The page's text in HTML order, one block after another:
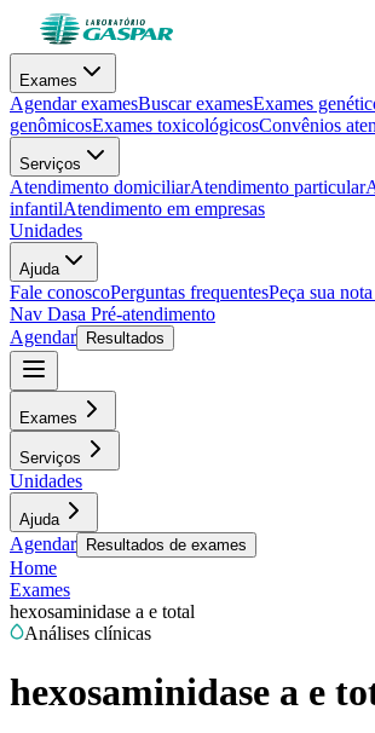
Exames
Agendar examesBuscar examesExames
genômicosExames toxicológicosConvênios
Serviços
Atendimento domiciliarAtendimento particular
infantilAtendimento em empresas
Unidades
Ajuda
Fale conoscoPerguntas frequentesPeça sua
Nav Dasa Pré-atendimento
Agendar
Resultados
Exames
Serviços
Unidades
Ajuda
Agendar Resultados de exames
Home
Exames
hexosaminidase a e total
Análises clínicas
hexosaminidase a e